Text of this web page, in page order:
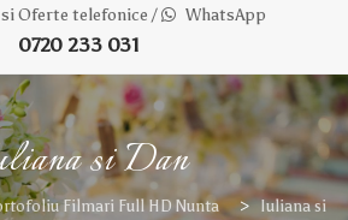
Oferte telefonice / WhatsApp
0720 233 031
si Dan
Filmari Full HD Nunta >
Iuliana si